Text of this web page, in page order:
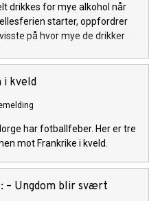
drikkes for mye alkohol når
starter, oppfordrer
på hvor mye de drikker
i kveld
har fotballfeber. Her er tre
mot Frankrike i kveld.
– Ungdom blir svært